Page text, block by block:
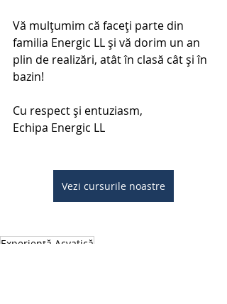
Vă mulțumim că faceți parte din
familia Energic LL și vă dorim un an
plin de realizări, atât în clasă cât și în
bazin!
Cu respect și entuziasm,
Echipa Energic LL
Vezi cursurile noastre
Experiență Acvatică